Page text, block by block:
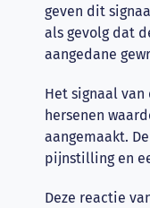
geven dit
als gevolg dat
aangedane
Het signaal
hersenen
aangemaakt.
pijnstilling en
Deze reactie